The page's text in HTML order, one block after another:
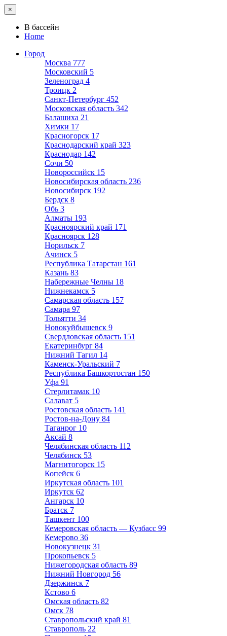
×
В бассейн
Home
Город
Москва 777
Московский 5
Зеленоград 4
Троицк 2
Санкт-Петербург 452
Московская область 342
Балашиха 21
Химки 17
Красногорск 17
Краснодарский край 323
Краснодар 142
Сочи 50
Новороссийск 15
Новосибирская область 236
Новосибирск 192
Бердск 8
Обь 3
Алматы 193
Красноярский край 171
Красноярск 128
Норильск 7
Ачинск 5
Республика Татарстан 161
Казань 83
Набережные Челны 18
Нижнекамск 5
Самарская область 157
Самара 97
Тольятти 34
Новокуйбышевск 9
Свердловская область 151
Екатеринбург 84
Нижний Тагил 14
Каменск-Уральский 7
Республика Башкортостан 150
Уфа 91
Стерлитамак 10
Салават 5
Ростовская область 141
Ростов-на-Дону 84
Таганрог 10
Аксай 8
Челябинская область 112
Челябинск 53
Магнитогорск 15
Копейск 6
Иркутская область 101
Иркутск 62
Ангарск 10
Братск 7
Ташкент 100
Кемеровская область — Кузбасс 99
Кемерово 36
Новокузнецк 31
Прокопьевск 5
Нижегородская область 89
Нижний Новгород 56
Дзержинск 7
Кстово 6
Омская область 82
Омск 78
Ставропольский край 81
Ставрополь 22